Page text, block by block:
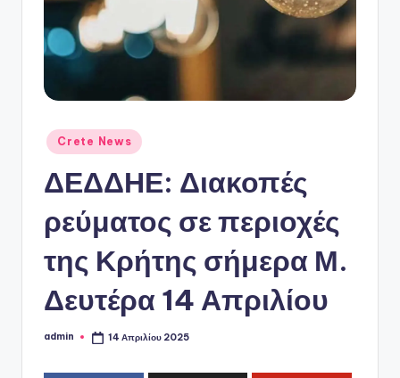
P
Αναρτήθηκε
σε
Crete News
ΔΕΔΔΗΕ: Διακοπές
ρεύματος σε περιοχές
της Κρήτης σήμερα Μ.
Δευτέρα 14 Απριλίου
Συγγραφέας:
admin 14 Απριλίου 2025